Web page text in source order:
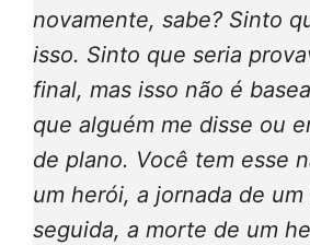
novamente, sabe? Sinto
isso. Sinto que seria
final, mas isso não é
que alguém me disse ou
de plano. Você tem esse
um herói, a jornada de
seguida, a morte de um